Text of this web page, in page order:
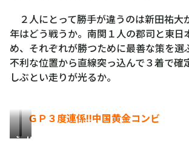
２人にとって勝手が違うのは新田祐大
年はどう戦うか。南関１人の郡司と東日
め、それぞれが勝つために最善な策を選
不利な位置から直線突っ込んで３着で確
しぶとい走りが光るか。
ＧＰ３度連係!!中国黄金コンビ
清松